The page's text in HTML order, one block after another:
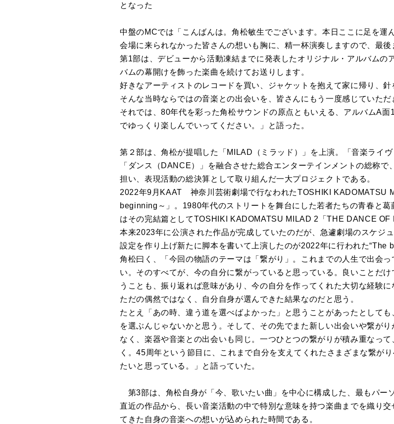
となった
中盤のMCでは「こんばんは。角松敏生でございます。本日ここに足を運
会場に来られなかった皆さんの想いも胸に、精一杯演奏しますので、最後
第1部は、デビューから活動凍結までに発表したオリジナル・アルバムの
バムの幕開けを飾った楽曲を続けてお送りします。
好きなアーティストのレコードを買い、ジャケットを抱えて家に帰り、
そんな当時ならではの音楽との出会いを、皆さんにもう一度感じていただ
それでは、80年代を彩った角松サウンドの原点ともいえる、アルバムA面
でゆっくり楽しんでいってください。」と語った。
第２部は、角松が提唱した「MILAD（ミラッド）」を上演。「音楽ライ
「ダンス（DANCE）」を融合させた総合エンターテインメントの総称
担い、表現活動の総決算として取り組んだ一大プロジェクトである。
2022年9月KAAT 神奈川芸術劇場で行なわれたTOSHIKI KADOMATSU
beginning～」。1980年代のストリートを舞台にした若者たちの青春と
はその完結篇としてTOSHIKI KADOMATSU MILAD 2「THE DANCE OF
本来2023年に公演された作品が完成していたのだが、急遽劇場のスケジ
設定を作り上げ新たに脚本を書いて上演したのが2022年に行われた“The
角松曰く、「今回の物語のテーマは「繋がり」。これまでの人生で出会
い。そのすべてが、今の自分に繋がっていると思っている。良いことだ
うことも、振り返れば意味があり、今の自分を作ってくれた大切な経験
ただの偶然ではなく、自分自身が選んできた結果なのだと思う。
たとえ「あの時、違う道を選べばよかった」と思うことがあったとして
を選ぶんじゃないかと思う。そして、その先でまた新しい出会いや繋が
なく、楽器や音楽との出会いも同じ。一つひとつの繋がりが積み重なっ
く。45周年という節目に、これまで自分を支えてくれたさまざまな繋が
たいと思っている。」と語っていた。
第3部は、角松自身が「今、歌いたい曲」を中心に構成した、最もパー
直近の作品から、長い音楽活動の中で特別な意味を持つ楽曲までを織り
てきた自身の音楽への想いが込められた時間である。